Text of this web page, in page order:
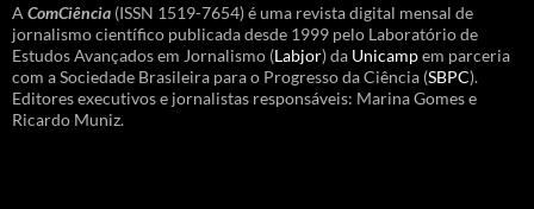
A ComCiência (ISSN 1519-7654) é uma revista digital mensal de
jornalismo científico publicada desde 1999 pelo Laboratório de
Estudos Avançados em Jornalismo (Labjor) da Unicampem parceria
com a Sociedade Brasileira para o Progresso da Ciência (SBPC).
Editores executivos e jornalistas responsáveis: Marina Gomes e
Ricardo Muniz.